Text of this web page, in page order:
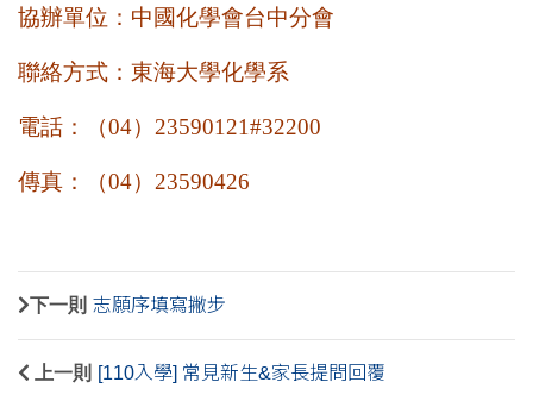
協辦單位：中國化學會台中分會
聯絡方式： 東海大學化學系
電話：（04） 23590121#32200
傳真：（04） 23590426
下一則 志願序填寫撇步
上一則 [110入學] 常見新生&家長提問回覆